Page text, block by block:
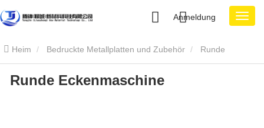
Anmeldung
Heim Bedruckte Metallplatten und Zubehör Runde
Eckenmaschine Runde Eckenmaschine
Runde Eckenmaschine